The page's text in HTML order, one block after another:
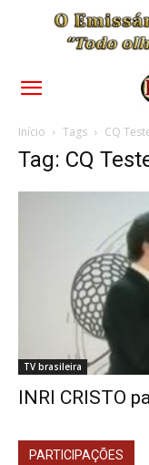
Início Tags CQ
Tag: CQ
TV brasileira
INRI CRISTO
PARTICIPAÇÕES